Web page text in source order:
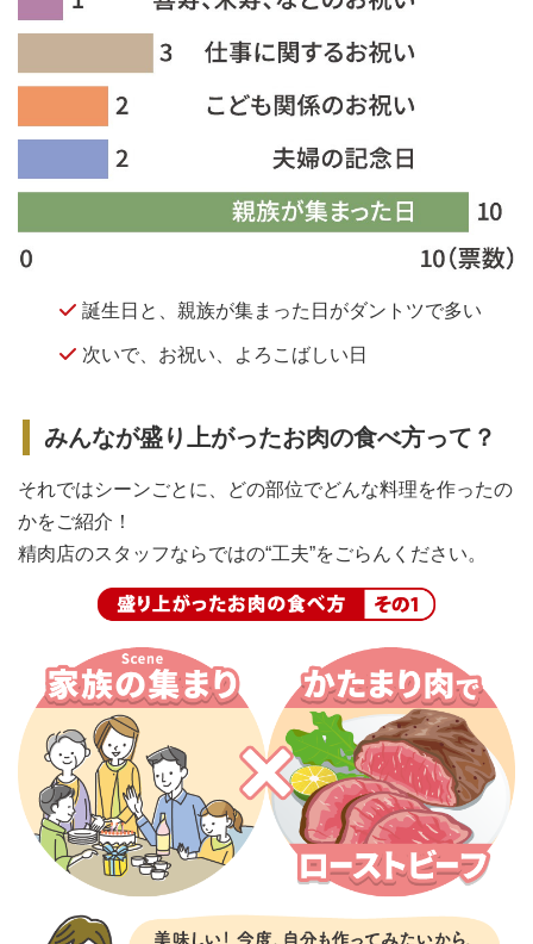
誕生日と、親族が集まった日がダントツで多い
次いで、お祝い、よろこばしい日
みんなが盛り上がったお肉の食べ方って？
それではシーンごとに、どの部位でどんな料理を作ったの
かをご紹介！
精肉店のスタッフならではの“工夫”をごらんください。